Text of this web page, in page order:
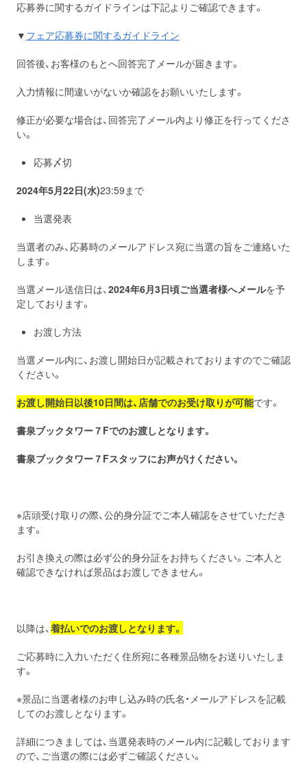
応募券に関するガイドラインは下記よりご確認できます。
▼ フェア応募券に関するガイドライン
回答後、お客様のもとへ回答完了メールが届きます。
入力情報に間違いがないか確認をお願いいたします。
修正が必要な場合は、回答完了メール内より修正を行ってくださ
い。
応募〆切
2024年5月22日(水)23:59まで
当選発表
当選者のみ、応募時のメールアドレス宛に当選の旨をご連絡いた
します。
当選メール送信日は、2024年6月3日頃ご当選者様へメールを予
定しております。
お渡し方法
当選メール内に、お渡し開始日が記載されておりますのでご確認
ください。
お渡し開始日以後10日間は、店舗でのお受け取りが可能です。
書泉ブックタワー７Fでのお渡しとなります。
書泉ブックタワー７ Fスタッフにお声がけください。
※店頭受け取りの際、公的身分証でご本人確認をさせていただき
ます。
お引き換えの際は必ず公的身分証をお持ちください。ご本人と
確認できなければ景品はお渡しできません。
以降は、着払いでのお渡しとなります。
ご応募時に入力いただく住所宛に各種景品物をお送りいたしま
す。
※景品に当選者様のお申し込み時の氏名・メールアドレスを記載
してのお渡しとなります。
詳細につきましては、当選発表時のメール内に記載しております
ので、ご当選の際には必ずご確認ください。